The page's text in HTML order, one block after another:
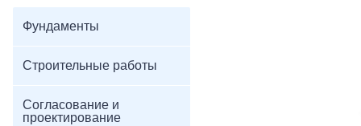
Фундаменты
Строительные работы
Согласование и
проектирование